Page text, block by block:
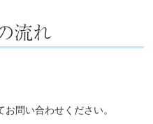
問い合わせください。